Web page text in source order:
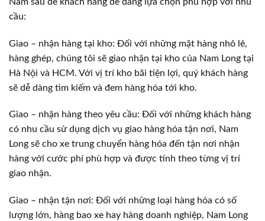
cầu:
Giao – nhận hàng tại kho: Đối với những mặt hàng nhỏ lẻ,
hàng ghép, chúng tôi sẽ giao nhận tại kho của Nam Long tại
Hà Nội và HCM. Với vị trí kho bãi tiện lợi, quý khách hàng
sẽ dễ dàng tìm kiếm và đem hàng hóa tới kho.
Giao – nhận hàng theo yêu cầu: Đối với những khách hàng
có nhu cầu sử dụng dịch vụ giao hàng hóa tận nơi, Nam
Long sẽ cho xe trung chuyển hàng hóa đến tận nơi nhận
hàng với cước phí phù hợp và được tính theo từng vị trí
giao nhận.
Giao – nhận tận nơi: Đối với những loại hàng hóa có số
lượng lớn, hàng bao xe hay hàng doanh nghiệp, Nam Long